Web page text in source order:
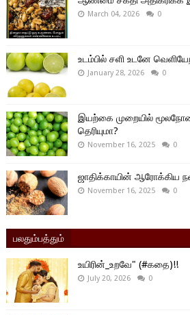
March 04, 2026 0
உடம்பில் சளி உடனே
January 28, 2026 0
இயற்கை முறையில்
தெரியுமா?
November 16, 2025 0
ஜாதிக்காயின் ஆரோக்கிய
November 16, 2025 0
பலதும்பத்தும்
உயிரின்_உறவே" (#கதை)!!
July 20, 2026 0